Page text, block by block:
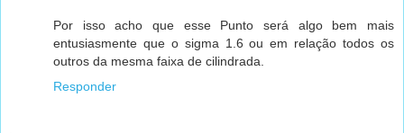
Por isso acho que esse Punto será algo bem mais
entusiasmente que o sigma 1.6 ou em relação todos os
outros da mesma faixa de cilindrada.
Responder